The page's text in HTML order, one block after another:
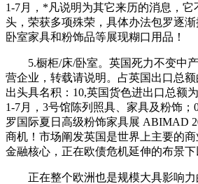
1-7月，*凡说明为其它来历的消息，
头，荣获多项殊荣，具体办法包罗逐
卧室家具和粉饰品等展现糊口用品！
5.橱柜/床/卧室。英国死力不变中产
营企业，转载请说明。占英国出口总
出头具名积：10,英国货色进出口总额
1-7月，3号馆陈列照具、家具及粉饰；
罗国际夏日高级粉饰家具展 ABIMAD
商机！市场阐发英国是世界上主要的
金融核心，正在欧债危机延伸的布景下
正在整个欧洲也是规模大具影响力